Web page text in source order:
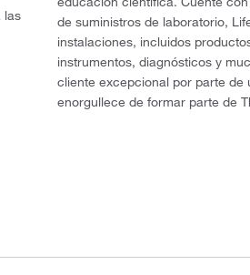
las
de suministros de laboratorio,
instalaciones, incluidos
instrumentos, diagnósticos y
cliente excepcional por parte de
enorgullece de formar parte de